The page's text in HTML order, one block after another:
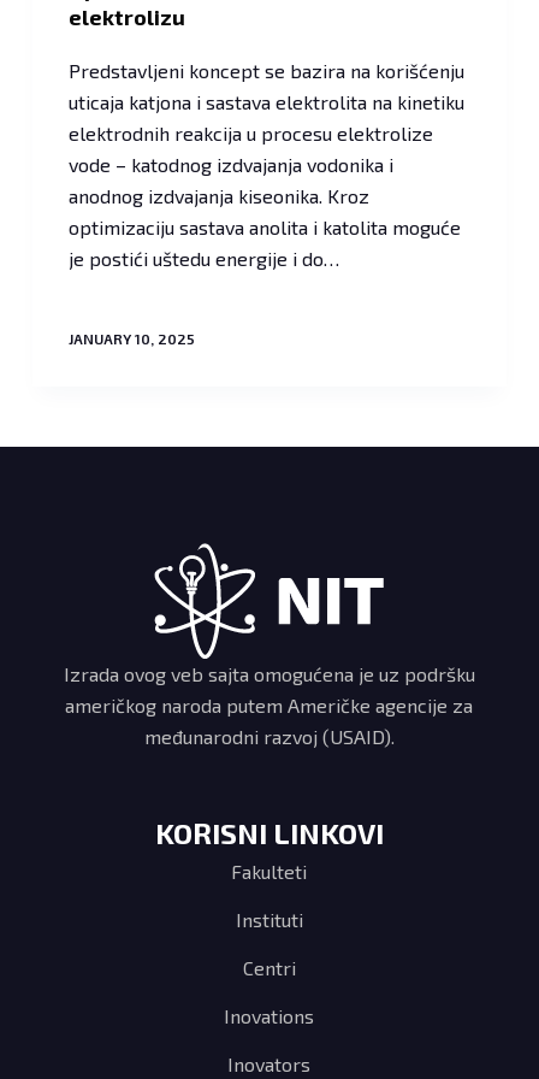
elektrolizu
Predstavljeni koncept se bazira na korišćenju
uticaja katjona i sastava elektrolita na kinetiku
elektrodnih reakcija u procesu elektrolize
vode – katodnog izdvajanja vodonika i
anodnog izdvajanja kiseonika. Kroz
optimizaciju sastava anolita i katolita moguće
je postići uštedu energije i do…
JANUARY 10, 2025
Izrada ovog veb sajta omogućena je uz podršku
američkog naroda putem Američke agencije za
međunarodni razvoj (USAID).
KORISNI LINKOVI
Fakulteti
Instituti
Centri
Inovations
Inovators